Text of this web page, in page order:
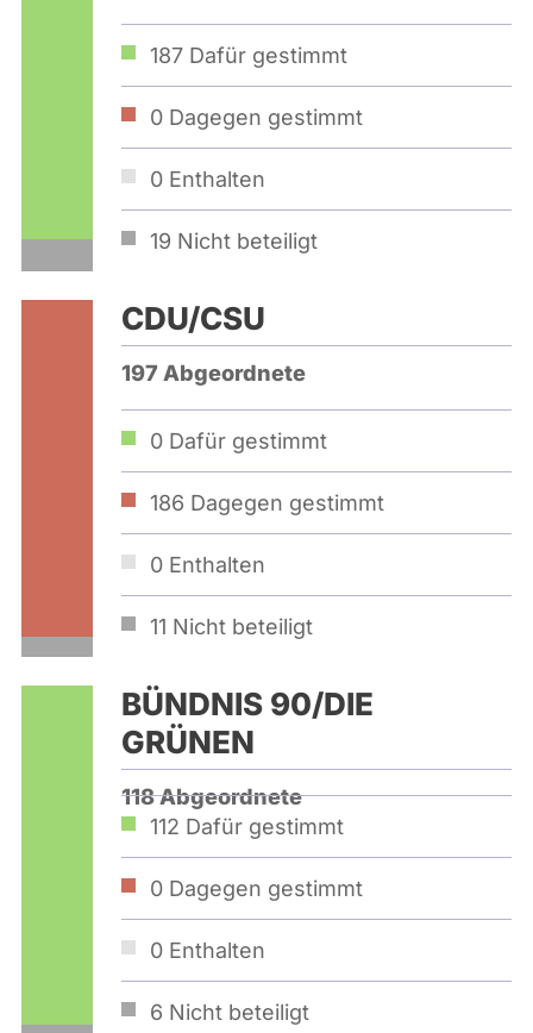
187 Dafür gestimmt
0 Dagegen gestimmt
0 Enthalten
19 Nicht beteiligt
CDU/CSU
197 Abgeordnete
0 Dafür gestimmt
186 Dagegen gestimmt
0 Enthalten
11 Nicht beteiligt
BÜNDNIS 90/­DIE
GRÜNEN
118 Abgeordnete
112 Dafür gestimmt
0 Dagegen gestimmt
0 Enthalten
6 Nicht beteiligt